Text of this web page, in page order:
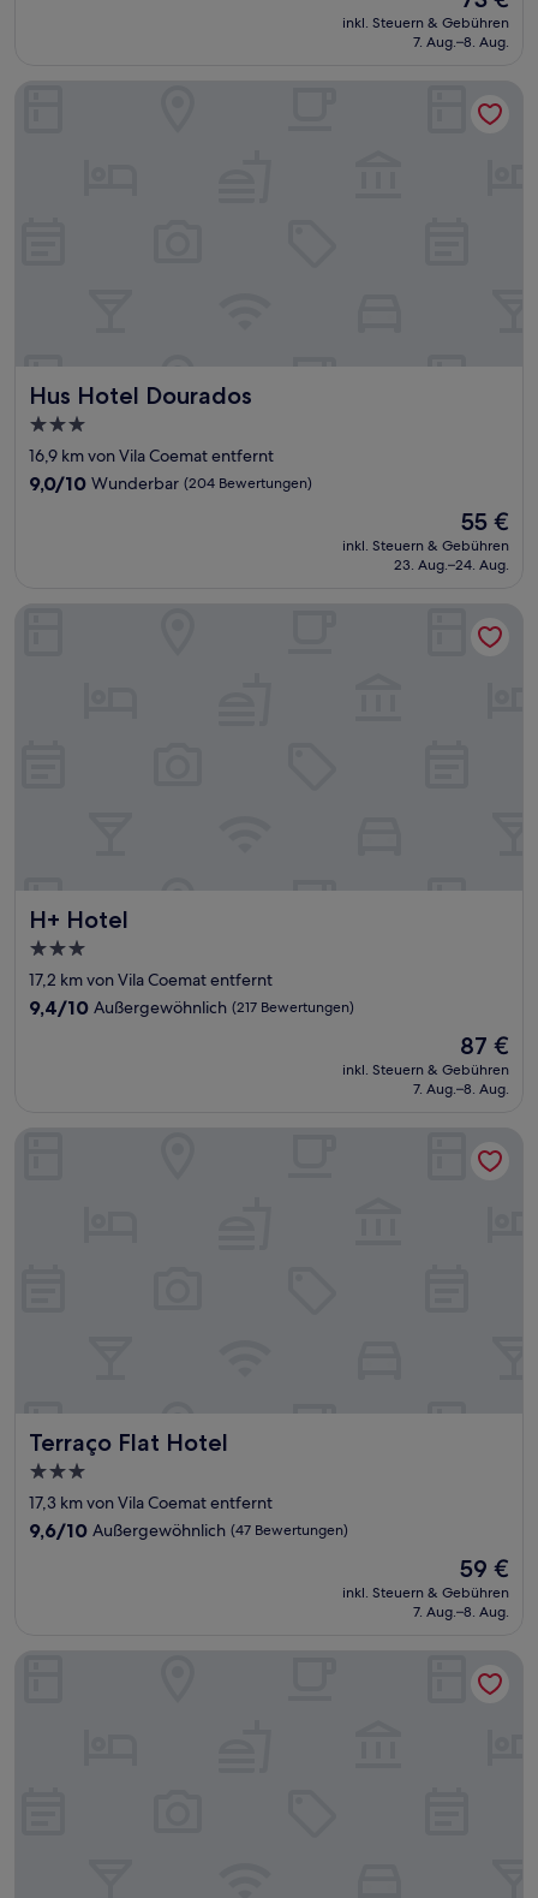
Bewertungen)
Preis
beträgt
inkl. Steuern & Gebühren
7. Aug.–8. Aug.
Hus Hotel Dourados
Hus Hotel Dourados
3.0-
Sterne-
Unterkunft
16,9 km von Vila Coemat entfernt
9.0
9,0/10 Wunderbar (204 Bewertungen)
Der
Preis
beträgt
55 €
inkl. Steuern & Gebühren
23. Aug.–24. Aug.
Hus Hotel Dourados
H+ Hotel
H+ Hotel
3.0-
Sterne-
Unterkunft
17,2 km von Vila Coemat entfernt
9.4
9,4/10 Außergewöhnlich (217 Bewertungen)
Der
Preis
beträgt
87 €
inkl. Steuern & Gebühren
7. Aug.–8. Aug.
Terraço Flat Hotel
Terraço Flat Hotel
3.0-
Sterne-
Unterkunft
17,3 km von Vila Coemat entfernt
9.6
9,6/10 Außergewöhnlich (47 Bewertungen)
Der
Preis
beträgt
59 €
inkl. Steuern & Gebühren
7. Aug.–8. Aug.
Terraço Flat Hotel